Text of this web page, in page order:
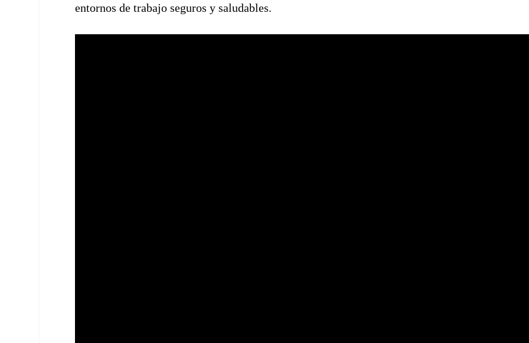
entornos de trabajo seguros y saludables.